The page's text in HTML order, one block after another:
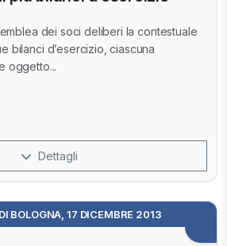
dei soci deliberi la contestuale
bilanci d’esercizio, ciascuna
oggetto...
Dettagli
BOLOGNA, 17 DICEMBRE 2013